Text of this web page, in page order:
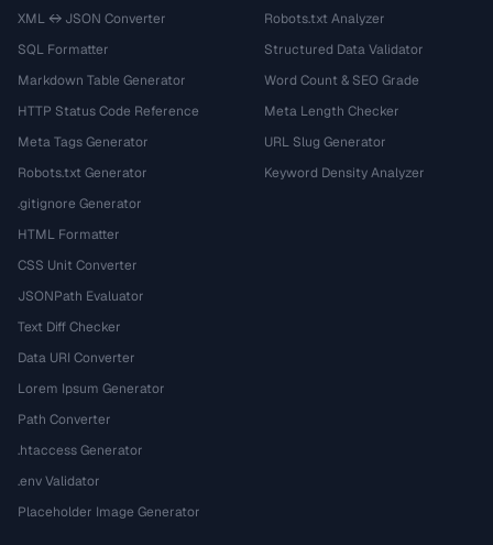
XML ↔ JSON Converter
SQL Formatter
Markdown Table Generator
HTTP Status Code Reference
Meta Tags Generator
Robots.txt Generator
.gitignore Generator
HTML Formatter
CSS Unit Converter
JSONPath Evaluator
Text Diff Checker
Data URI Converter
Lorem Ipsum Generator
Path Converter
.htaccess Generator
.env Validator
Placeholder Image Generator
Robots.txt Analyzer
Structured Data Validator
Word Count & SEO Grade
Meta Length Checker
URL Slug Generator
Keyword Density Analyzer